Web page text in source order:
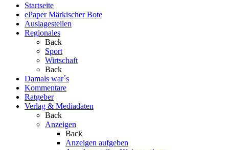
Startseite
ePaper Märkischer Bote
Auslagestellen
Regionales
Back
Sport
Wirtschaft
Back
Damals war´s
Kommentare
Ratgeber
Verlag & Mediadaten
Back
Anzeigen
Back
Anzeigen aufgeben